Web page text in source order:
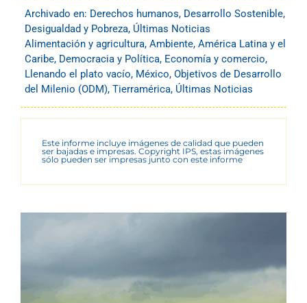
Archivado en: Derechos humanos, Desarrollo Sostenible,
Desigualdad y Pobreza, Últimas Noticias
Alimentación y agricultura, Ambiente, América Latina y el
Caribe, Democracia y Política, Economía y comercio,
Llenando el plato vacío, México, Objetivos de Desarrollo
del Milenio (ODM), Tierramérica, Últimas Noticias
Este informe incluye imágenes de calidad que pueden
ser bajadas e impresas. Copyright IPS, estas imágenes
sólo pueden ser impresas junto con este informe